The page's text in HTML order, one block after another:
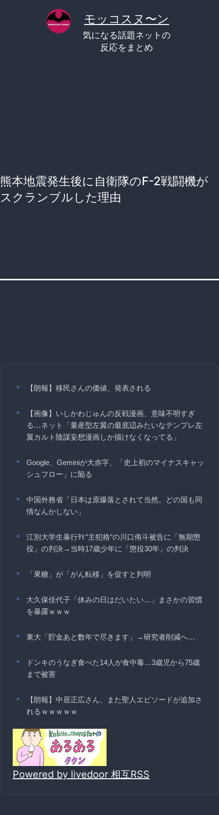
モッコスヌ〜ン
気になる話題ネットの
反応をまとめ
熊本地震発生後に自衛隊のF-2戦闘機が
スクランブルした理由
【朗報】移民さんの価値、発表される
【画像】いしかわじゅんの反戦漫画、意味不明すぎ
る…ネット「量産型左翼の最底辺みたいなテンプレ左
翼カルト陰謀妄想漫画しか描けなくなってる」
Google、Geminiが大赤字、「史上初のマイナスキャッ
シュフロー」に陥る
中国外務省「日本は原爆落とされて当然。どの国も同
情なんかしない」
江別大学生暴行ﾀﾋ″主犯格″の川口侑斗被告に「無期懲
役」の判決→当時17歳少年に「懲役30年」の判決
「果糖」が「がん転移」を促すと判明
大久保佳代子「休みの日はだいたい…」まさかの習慣
を暴露ｗｗｗ
東大「貯金あと数年で尽きます」→研究者削減へ…
ドンキのうなぎ食べた14人が食中毒…3歳児から75歳
まで被害
【朗報】中居正広さん、また聖人エピソードが追加さ
れるｗｗｗｗｗ
Powered by livedoor 相互RSS